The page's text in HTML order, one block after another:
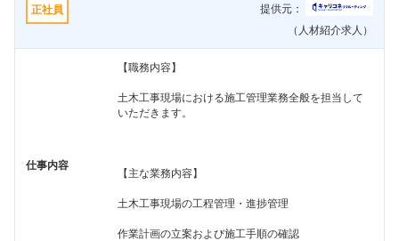
正社員
提供元：
（人材紹介求人）
仕事内容
【職務内容】
土木工事現場における施工管理業務全般を担当して
いただきます。
【主な業務内容】
土木工事現場の工程管理・進捗管理
作業計画の立案および施工手順の確認